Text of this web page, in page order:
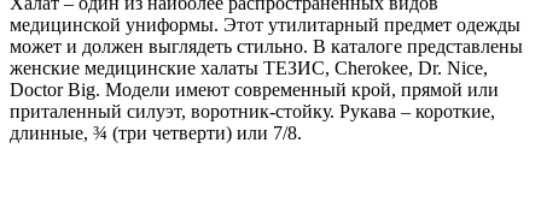
медицинской униформы. Этот утилитарный предмет одежды
может и должен выглядеть стильно. В каталоге представлены
женские медицинские халаты ТЕЗИС, Cherokee, Dr. Nice,
Doctor Big. Модели имеют современный крой, прямой или
приталенный силуэт, воротник-стойку. Рукава – короткие,
длинные, ¾ (три четверти) или 7/8.